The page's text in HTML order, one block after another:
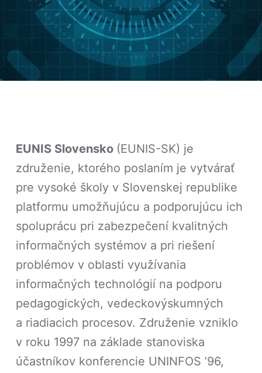
EUNIS Slovensko (EUNIS-SK) je
združenie, ktorého poslaním je vytvárať
pre vysoké školy v Slovenskej republike
platformu umožňujúcu a podporujúcu ich
spoluprácu pri zabezpečení kvalitných
informačných systémov a pri riešení
problémov v oblasti využívania
informačných technológií na podporu
pedagogických, vedeckovýskumných
a riadiacich procesov. Združenie vzniklo
v roku 1997 na základe stanoviska
účastníkov konferencie UNINFOS ’96,